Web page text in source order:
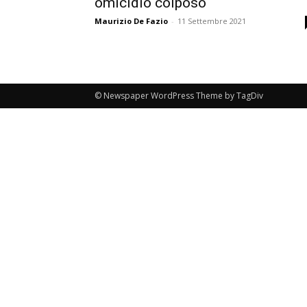
Maurizio De Fazio - 11 Settembre 2021
© Newspaper WordPress Theme by TagDiv